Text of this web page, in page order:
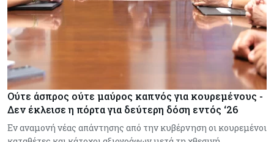
Ούτε άσπρος ούτε μαύρος καπνός για κουρεμένους -
Δεν έκλεισε η πόρτα για δεύτερη δόση εντός ‘26
Εν αναμονή νέας απάντησης από την κυβέρνηση οι κουρεμένοι